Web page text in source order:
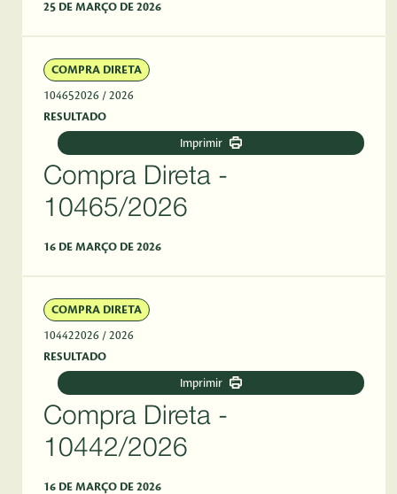
25 DE MARÇO DE 2026
COMPRA DIRETA
104652026 / 2026
RESULTADO
Imprimir
Compra Direta -
10465/2026
16 DE MARÇO DE 2026
COMPRA DIRETA
104422026 / 2026
RESULTADO
Imprimir
Compra Direta -
10442/2026
16 DE MARÇO DE 2026